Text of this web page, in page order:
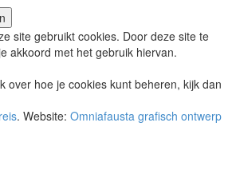
site gebruikt cookies. Door deze site te
akkoord met het gebruik hiervan.
over hoe je cookies kunt beheren, kijk dan
. Website: Omniafausta grafisch ontwerp